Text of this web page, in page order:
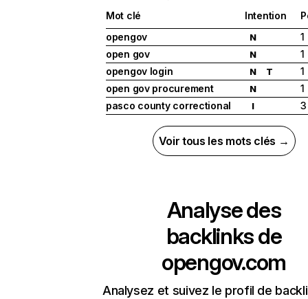
Mot clé Intention
opengov
N
1
open gov
N
1
opengov login
N T
1
open gov procurement
N
1
pasco county correctional
I 3
Voir tous les mots clés →
Analyse des
backlinks de
opengov.com
Analysez et suivez le profil de